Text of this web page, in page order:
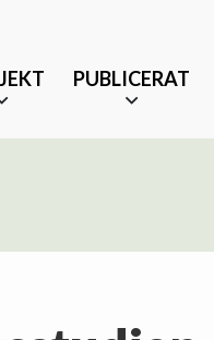
PUBLICERAT